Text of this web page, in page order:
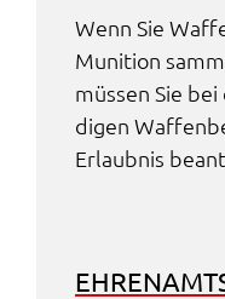
Wenn Sie
Muni­ti­on
müssen Sie
di­gen
Erlaub­nis